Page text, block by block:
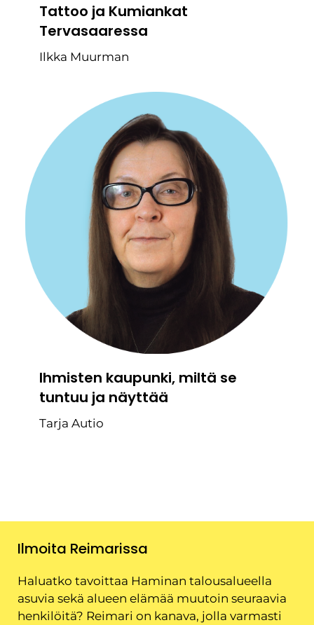
Tattoo ja Kumiankat
Tervasaaressa
Ilkka Muurman
Ihmisten kaupunki, miltä se
tuntuu ja näyttää
Tarja Autio
Ilmoita Reimarissa
Haluatko tavoittaa Haminan talousalueella
asuvia sekä alueen elämää muutoin seuraavia
henkilöitä? Reimari on kanava, jolla varmasti